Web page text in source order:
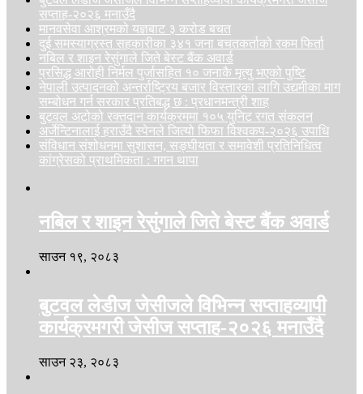
सप्ताह-२०२६ मनाउँदै
मानवसेवा आश्रमको यज्ञबाट ३ करोड बचत
दुई समस्याग्रस्त सहकारीका ३४१ जना बचतकर्ताको रकम फिर्ता
नबिल र शाइन रेसुंगाले जिते बेस्ट बैंक अवार्ड
प्रसिद्ध आरोही निर्मल पुर्जासहित १० जनाकै मृत्यु भएको पुष्टि
नेपाली उत्पादनको अन्तर्राष्ट्रिय बजार विस्तारका लागि उद्यमीका माग
सम्बोधन गर्न सरकार प्रतिबद्ध छ : प्रधानमन्त्री शाह
बुटवल अटोको रक्तदान कार्यक्रममा १०५ युनिट रगत संकलन
अर्जेन्टिनालाई हराउँदै स्पेनले जित्यो फिफा विश्वकप-२०२६ उपाधि
संविधान संशोधनमा सुशासन, सङ्घीयता र समावेशी प्रतिनिधित्व
कांग्रेसको प्राथमिकता : गगन थापा
नबिल र शाइन रेसुंगाले जिते बेस्ट बैंक अवार्ड
साउन १९, २०८३
बुटवल लेडीज जेसीजले विभिन्न सप्ताहव्यापी
कार्यक्रमगरी जेसीज सप्ताह-२०२६ मनाउँदै
साउन २३, २०८३